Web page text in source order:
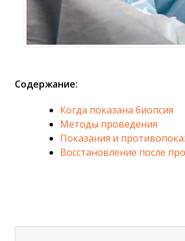
Содержание:
Когда показана биопсия
Методы проведения
Показания и
Восстановление после